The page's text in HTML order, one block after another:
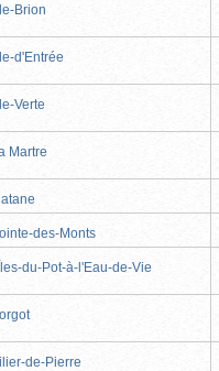
Brion
d'Entrée
Verte
Martre
des-Monts
du-Pot-à-l'Eau-de-Vie
de-Pierre